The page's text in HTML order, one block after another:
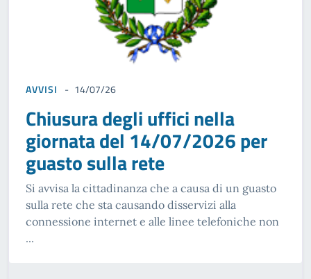
AVVISI 14/07/26
Chiusura degli uffici nella
giornata del 14/07/2026 per
guasto sulla rete
Si avvisa la cittadinanza che a causa di un guasto
sulla rete che sta causando disservizi alla
connessione internet e alle linee telefoniche non
...